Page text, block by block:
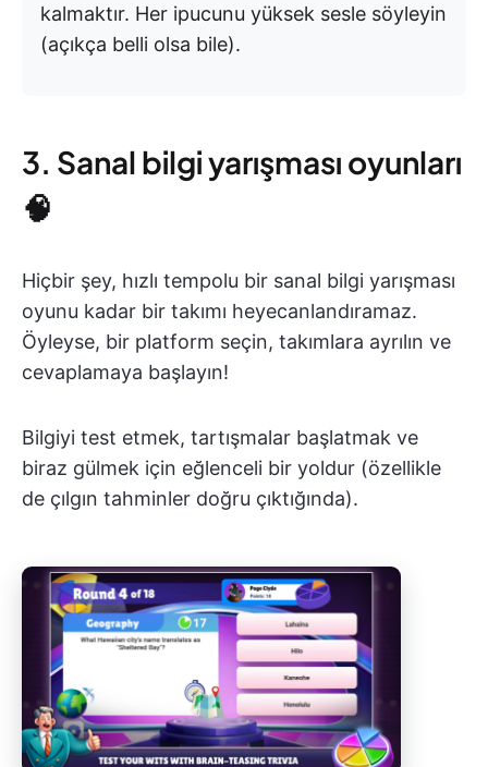
kalmaktır. Her ipucunu yüksek sesle söyleyin
(açıkça belli olsa bile).
3. Sanal bilgi yarışması oyunları
🧠
Hiçbir şey, hızlı tempolu bir sanal bilgi yarışması
oyunu kadar bir takımı heyecanlandıramaz.
Öyleyse, bir platform seçin, takımlara ayrılın ve
cevaplamaya başlayın!
Bilgiyi test etmek, tartışmalar başlatmak ve
biraz gülmek için eğlenceli bir yoldur (özellikle
de çılgın tahminler doğru çıktığında).